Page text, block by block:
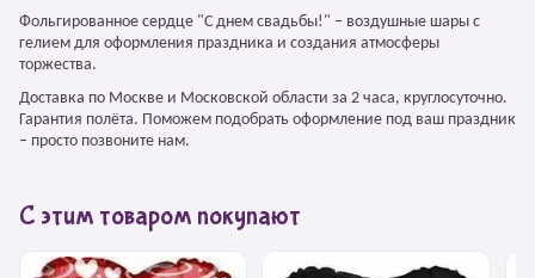
Фольгированное сердце "С днем свадьбы!" – воздушные шары с
гелием для оформления праздника и создания атмосферы
торжества.
Доставка по Москве и Московской области за 2 часа, круглосуточно.
Гарантия полёта. Поможем подобрать оформление под ваш праздник
– просто позвоните нам.
С этим товаром покупают